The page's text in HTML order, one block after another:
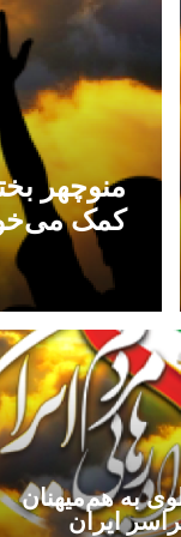
منوچهر
کمک
به هم‌میهنان
ایران